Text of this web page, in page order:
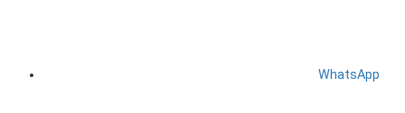
WhatsApp